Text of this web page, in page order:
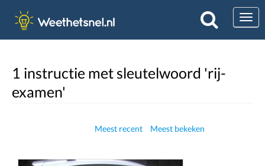
1 instructie met sleutelwoord 'rij-
examen'
Meest recent Meest bekeken